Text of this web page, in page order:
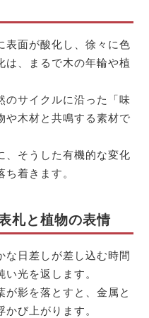
表面が酸化し、徐々に色
は、まるで木の年輪や植
のサイクルに沿った「味
や木材と共鳴する素材で
、そうした有機的な変化
着きます。
札と植物の表情
な日差しが差し込む時間
光を返します。
が影を落とすと、金属と
び上がります。